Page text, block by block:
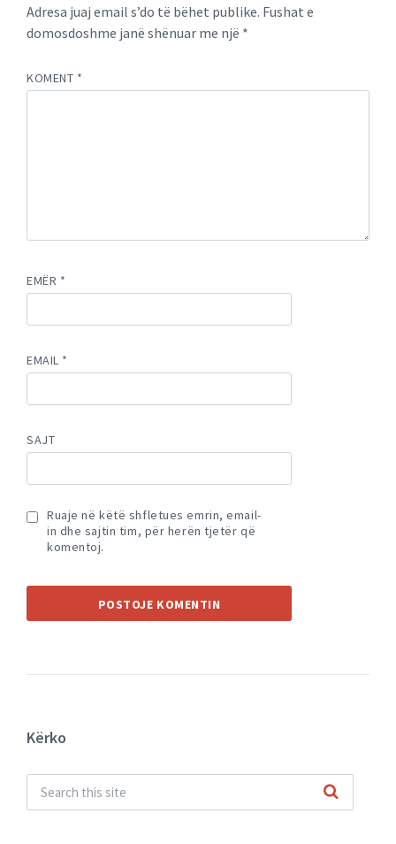
Adresa juaj email s’do të bëhet publike. Fushat e
domosdoshme janë shënuar me një *
KOMENT *
EMËR *
EMAIL *
SAJT
Ruaje në këtë shfletues emrin, email-
in dhe sajtin tim, për herën tjetër që
komentoj.
Kërko